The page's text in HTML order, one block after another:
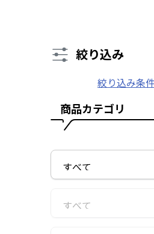
絞り込み
絞り込み条
商品カテゴリ